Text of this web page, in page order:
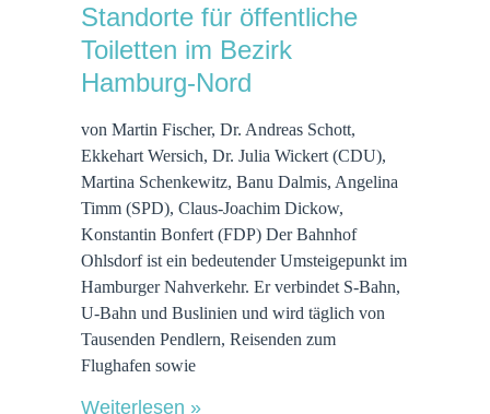
Standorte für öffentliche
Toiletten im Bezirk
Hamburg-Nord
von Martin Fischer, Dr. Andreas Schott,
Ekkehart Wersich, Dr. Julia Wickert (CDU),
Martina Schenkewitz, Banu Dalmis, Angelina
Timm (SPD), Claus-Joachim Dickow,
Konstantin Bonfert (FDP) Der Bahnhof
Ohlsdorf ist ein bedeutender Umsteigepunkt im
Hamburger Nahverkehr. Er verbindet S-Bahn,
U-Bahn und Buslinien und wird täglich von
Tausenden Pendlern, Reisenden zum
Flughafen sowie
Weiterlesen »